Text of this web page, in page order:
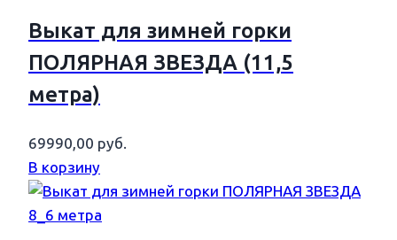
Выкат для зимней горки
ПОЛЯРНАЯ ЗВЕЗДА (11,5
метра)
69990,00 руб.
В корзину